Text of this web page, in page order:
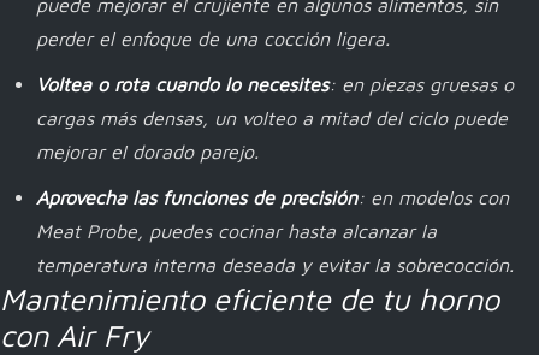
puede mejorar el crujiente en algunos alimentos, sin
perder el enfoque de una cocción ligera.
Voltea o rota cuando lo necesites: en piezas gruesas o
cargas más densas, un volteo a mitad del ciclo puede
mejorar el dorado parejo.
Aprovecha las funciones de precisión: en modelos con
Meat Probe, puedes cocinar hasta alcanzar la
temperatura interna deseada y evitar la sobrecocción.
Mantenimiento eficiente de tu horno
con Air Fry